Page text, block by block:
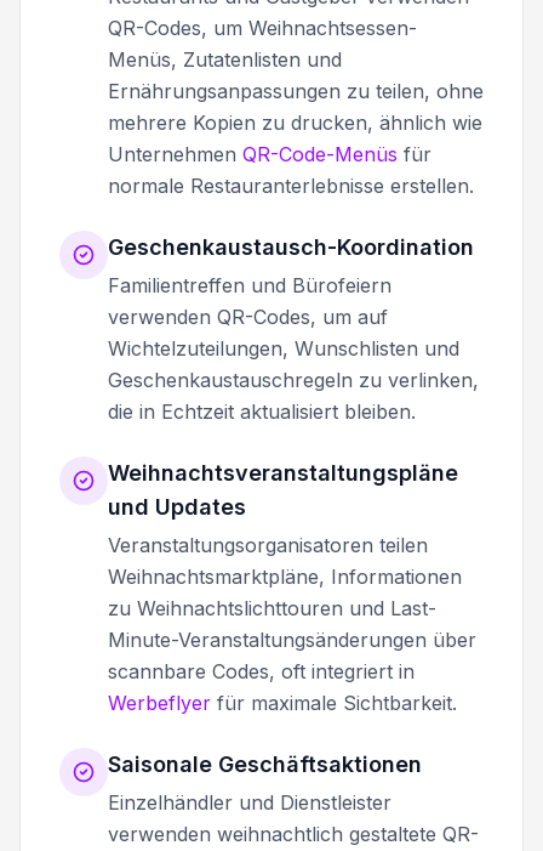
QR-Codes, um Weihnachtsessen-
Menüs, Zutatenlisten und
Ernährungsanpassungen zu teilen, ohne
mehrere Kopien zu drucken, ähnlich wie
Unternehmen QR-Code-Menüs für
normale Restauranterlebnisse erstellen.
Geschenkaustausch-Koordination
Familientreffen und Bürofeiern
verwenden QR-Codes, um auf
Wichtelzuteilungen, Wunschlisten und
Geschenkaustauschregeln zu verlinken,
die in Echtzeit aktualisiert bleiben.
Weihnachtsveranstaltungspläne
und Updates
Veranstaltungsorganisatoren teilen
Weihnachtsmarktpläne, Informationen
zu Weihnachtslichttouren und Last-
Minute-Veranstaltungsänderungen über
scannbare Codes, oft integriert in
Werbeflyer für maximale Sichtbarkeit.
Saisonale Geschäftsaktionen
Einzelhändler und Dienstleister
verwenden weihnachtlich gestaltete QR-